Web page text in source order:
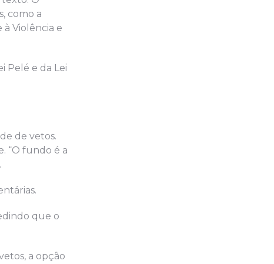
como a
Violência e
Pelé e da Lei
de vetos.
“O fundo é a
que o
a opção